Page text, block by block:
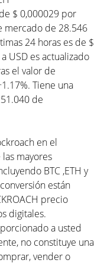
$ 0,000029 por
mercado de 28.546
24 horas es de $
USD es actualizado
el valor de
Tiene una
de
en el
mayores
BTC ,ETH y
están
precio
digitales.
a usted
no constituye una
vender o